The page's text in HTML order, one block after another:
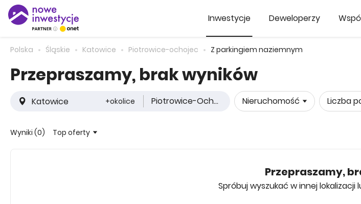
Inwestycje Deweloperzy
Polska Śląskie Katowice Piotrowice-ochojec Z parkingiem naziemnym
Przepraszamy, brak wyników
+okolice Piotrowice-Ochojec Nieruchomość Liczba
Wyniki (0) Top oferty
Przepraszamy,
Spróbuj wyszukać w innej